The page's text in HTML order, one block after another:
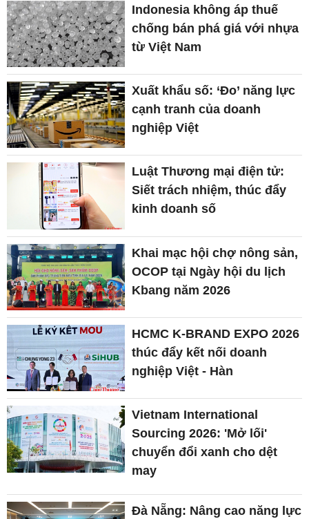
Indonesia không áp thuế
chống bán phá giá với nhựa
từ Việt Nam
Xuất khẩu số: ‘Đo’ năng lực
cạnh tranh của doanh
nghiệp Việt
Luật Thương mại điện tử:
Siết trách nhiệm, thúc đẩy
kinh doanh số
Khai mạc hội chợ nông sản,
OCOP tại Ngày hội du lịch
Kbang năm 2026
HCMC K-BRAND EXPO 2026
thúc đẩy kết nối doanh
nghiệp Việt - Hàn
Vietnam International
Sourcing 2026: 'Mở lối'
chuyển đổi xanh cho dệt
may
Đà Nẵng: Nâng cao năng lực